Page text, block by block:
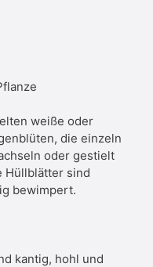
weiße oder
die einzeln
oder gestielt
Hüllblätter sind
bewimpert.
kantig, hohl und